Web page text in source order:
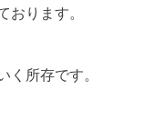
おります。
く所存です。